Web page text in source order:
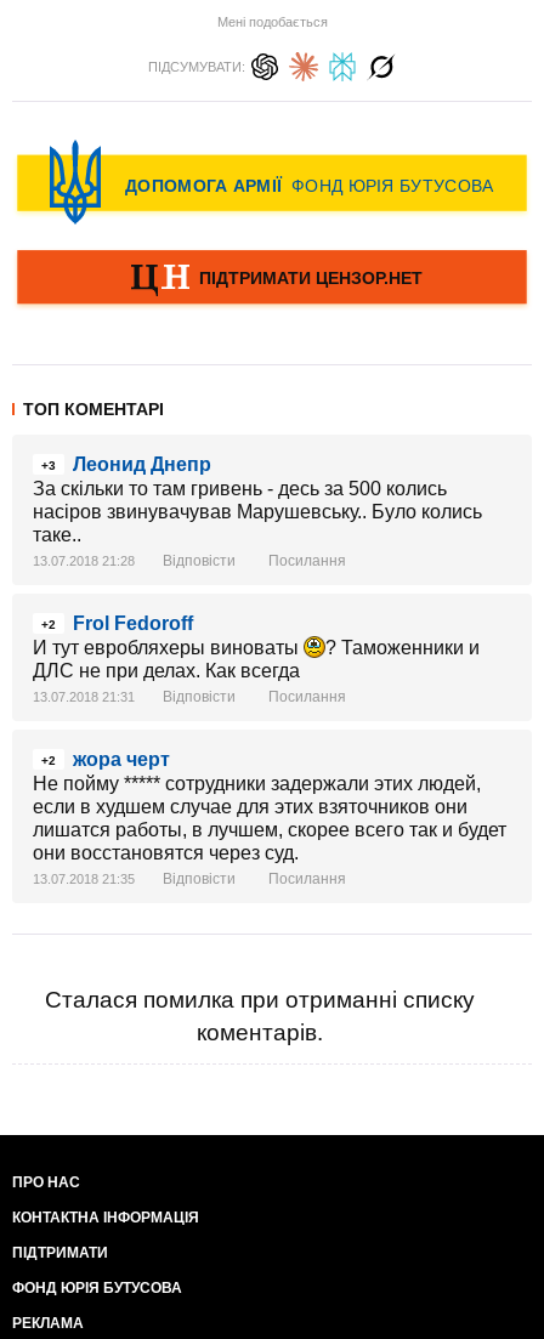
Мені подобається
ПІДСУМУВАТИ:
ТОП КОМЕНТАРІ
+3
Леонид Днепр
За скільки то там гривень - десь за 500 колись
насіров звинувачував Марушевську.. Було колись
таке..
13.07.2018 21:28 Відповісти Посилання
+2
Frol Fedoroff
И тут евробляхеры виноваты
? Таможенники и
ДЛС не при делах. Как всегда
13.07.2018 21:31 Відповісти Посилання
+2
жора черт
Не пойму ***** сотрудники задержали этих людей,
если в худшем случае для этих взяточников они
лишатся работы, в лучшем, скорее всего так и будет
они восстановятся через суд.
13.07.2018 21:35 Відповісти Посилання
Сталася помилка при отриманні списку
коментарів.
ПРО НАС
КОНТАКТНА ІНФОРМАЦІЯ
ПІДТРИМАТИ
ФОНД ЮРІЯ БУТУСОВА
РЕКЛАМА